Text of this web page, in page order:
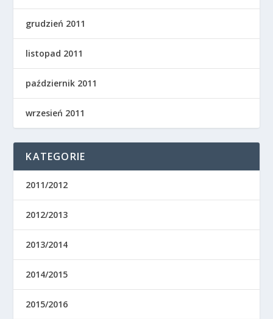
grudzień 2011
listopad 2011
październik 2011
wrzesień 2011
KATEGORIE
2011/2012
2012/2013
2013/2014
2014/2015
2015/2016